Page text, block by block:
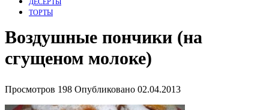
ДЕСЕРТЫ
ТОРТЫ
Воздушные пончики (на
сгущеном молоке)
Просмотров 198 Опубликовано 02.04.2013